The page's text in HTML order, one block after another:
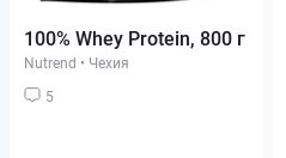
100% Whey Protein, 800 г
Nutrend • Чехия
5